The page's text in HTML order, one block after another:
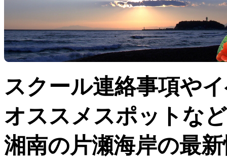
スクール連絡事項や
オススメスポットなど
湘南の片瀬海岸の最